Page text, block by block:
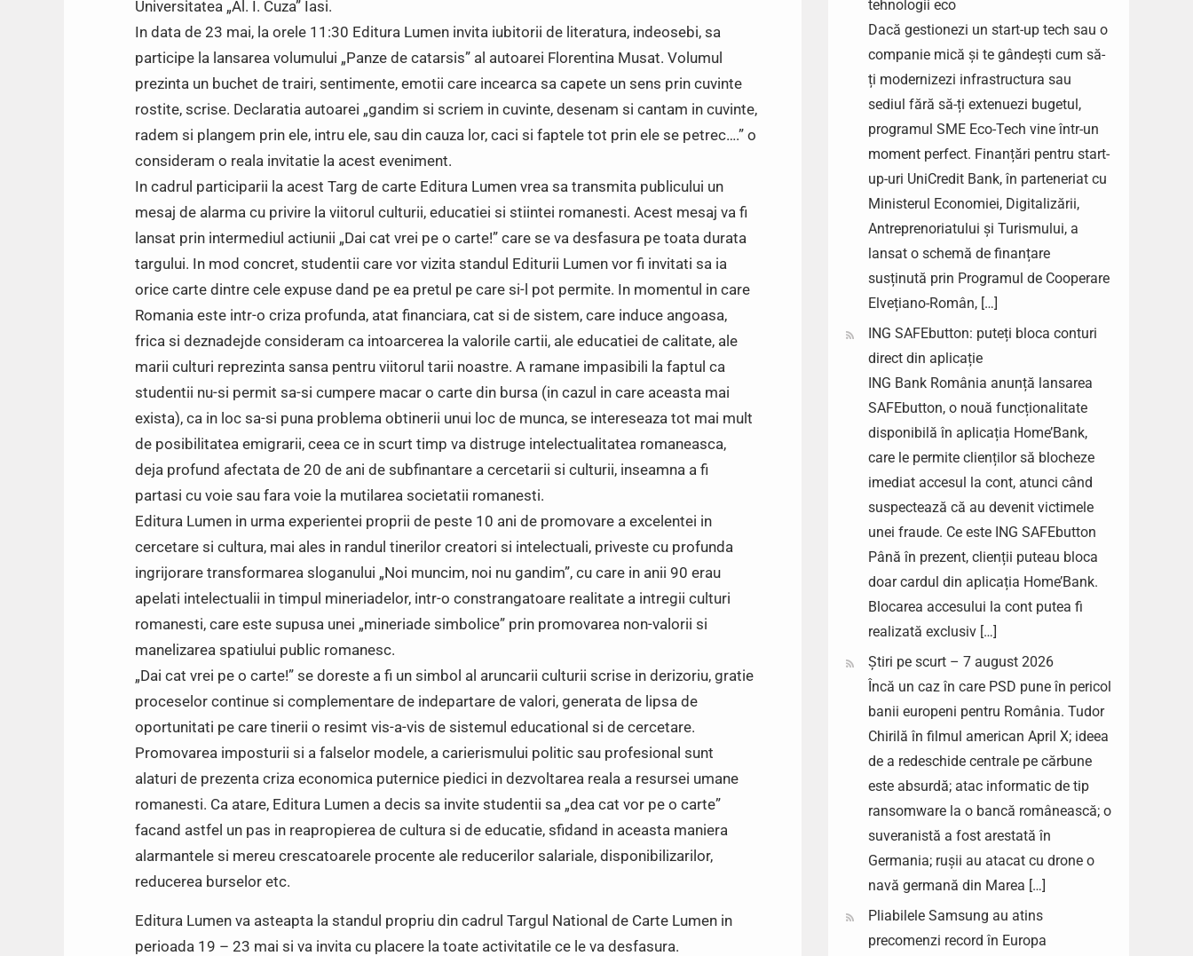
Universitatea „Al. I. Cuza” Iasi.
In data de 23 mai, la orele 11:30 Editura Lumen invita iubitorii de literatura, indeosebi, sa
participe la lansarea volumului „Panze de catarsis” al autoarei Florentina Musat. Volumul
prezinta un buchet de trairi, sentimente, emotii care incearca sa capete un sens prin cuvinte
rostite, scrise. Declaratia autoarei „gandim si scriem in cuvinte, desenam si cantam in cuvinte,
radem si plangem prin ele, intru ele, sau din cauza lor, caci si faptele tot prin ele se petrec….” o
consideram o reala invitatie la acest eveniment.
In cadrul participarii la acest Targ de carte Editura Lumen vrea sa transmita publicului un
mesaj de alarma cu privire la viitorul culturii, educatiei si stiintei romanesti. Acest mesaj va fi
lansat prin intermediul actiunii „Dai cat vrei pe o carte!” care se va desfasura pe toata durata
targului. In mod concret, studentii care vor vizita standul Editurii Lumen vor fi invitati sa ia
orice carte dintre cele expuse dand pe ea pretul pe care si-l pot permite. In momentul in care
Romania este intr-o criza profunda, atat financiara, cat si de sistem, care induce angoasa,
frica si deznadejde consideram ca intoarcerea la valorile cartii, ale educatiei de calitate, ale
marii culturi reprezinta sansa pentru viitorul tarii noastre. A ramane impasibili la faptul ca
studentii nu-si permit sa-si cumpere macar o carte din bursa (in cazul in care aceasta mai
exista), ca in loc sa-si puna problema obtinerii unui loc de munca, se intereseaza tot mai mult
de posibilitatea emigrarii, ceea ce in scurt timp va distruge intelectualitatea romaneasca,
deja profund afectata de 20 de ani de subfinantare a cercetarii si culturii, inseamna a fi
partasi cu voie sau fara voie la mutilarea societatii romanesti.
Editura Lumen in urma experientei proprii de peste 10 ani de promovare a excelentei in
cercetare si cultura, mai ales in randul tinerilor creatori si intelectuali, priveste cu profunda
ingrijorare transformarea sloganului „Noi muncim, noi nu gandim”, cu care in anii 90 erau
apelati intelectualii in timpul mineriadelor, intr-o constrangatoare realitate a intregii culturi
romanesti, care este supusa unei „mineriade simbolice” prin promovarea non-valorii si
manelizarea spatiului public romanesc.
„Dai cat vrei pe o carte!” se doreste a fi un simbol al aruncarii culturii scrise in derizoriu, gratie
proceselor continue si complementare de indepartare de valori, generata de lipsa de
oportunitati pe care tinerii o resimt vis-a-vis de sistemul educational si de cercetare.
Promovarea imposturii si a falselor modele, a carierismului politic sau profesional sunt
alaturi de prezenta criza economica puternice piedici in dezvoltarea reala a resursei umane
romanesti. Ca atare, Editura Lumen a decis sa invite studentii sa „dea cat vor pe o carte”
facand astfel un pas in reapropierea de cultura si de educatie, sfidand in aceasta maniera
alarmantele si mereu crescatoarele procente ale reducerilor salariale, disponibilizarilor,
reducerea burselor etc.
Editura Lumen va asteapta la standul propriu din cadrul Targul National de Carte Lumen in
perioada 19 – 23 mai si va invita cu placere la toate activitatile ce le va desfasura.
tehnologii eco
Dacă gestionezi un start-up tech sau o
companie mică și te gândești cum să-
ți modernizezi infrastructura sau
sediul fără să-ți extenuezi bugetul,
programul SME Eco-Tech vine într-un
moment perfect. Finanțări pentru start-
up-uri UniCredit Bank, în parteneriat cu
Ministerul Economiei, Digitalizării,
Antreprenoriatului și Turismului, a
lansat o schemă de finanțare
susținută prin Programul de Cooperare
Elvețiano-Român, […]
ING SAFEbutton: puteți bloca conturi
direct din aplicație
ING Bank România anunță lansarea
SAFEbutton, o nouă funcționalitate
disponibilă în aplicația Home’Bank,
care le permite clienților să blocheze
imediat accesul la cont, atunci când
suspectează că au devenit victimele
unei fraude. Ce este ING SAFEbutton
Până în prezent, clienții puteau bloca
doar cardul din aplicația Home’Bank.
Blocarea accesului la cont putea fi
realizată exclusiv […]
Știri pe scurt – 7 august 2026
Încă un caz în care PSD pune în pericol
banii europeni pentru România. Tudor
Chirilă în filmul american April X; ideea
de a redeschide centrale pe cărbune
este absurdă; atac informatic de tip
ransomware la o bancă românească; o
suveranistă a fost arestată în
Germania; rușii au atacat cu drone o
navă germană din Marea […]
Pliabilele Samsung au atins
precomenzi record în Europa